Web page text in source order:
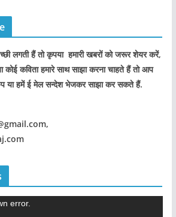
लगती हैं तो कृपया हमारी खबरों को जरूर शेयर करें,
कविता हमारे साथ साझा करना चाहते हैं तो आप
या हमें ई मेल सन्देश भेजकर साझा कर सकते हैं.
error.